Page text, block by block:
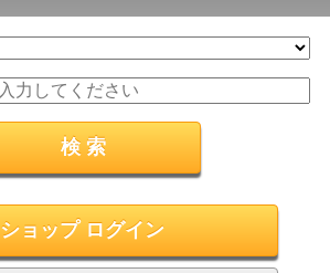
ショップ ログイン